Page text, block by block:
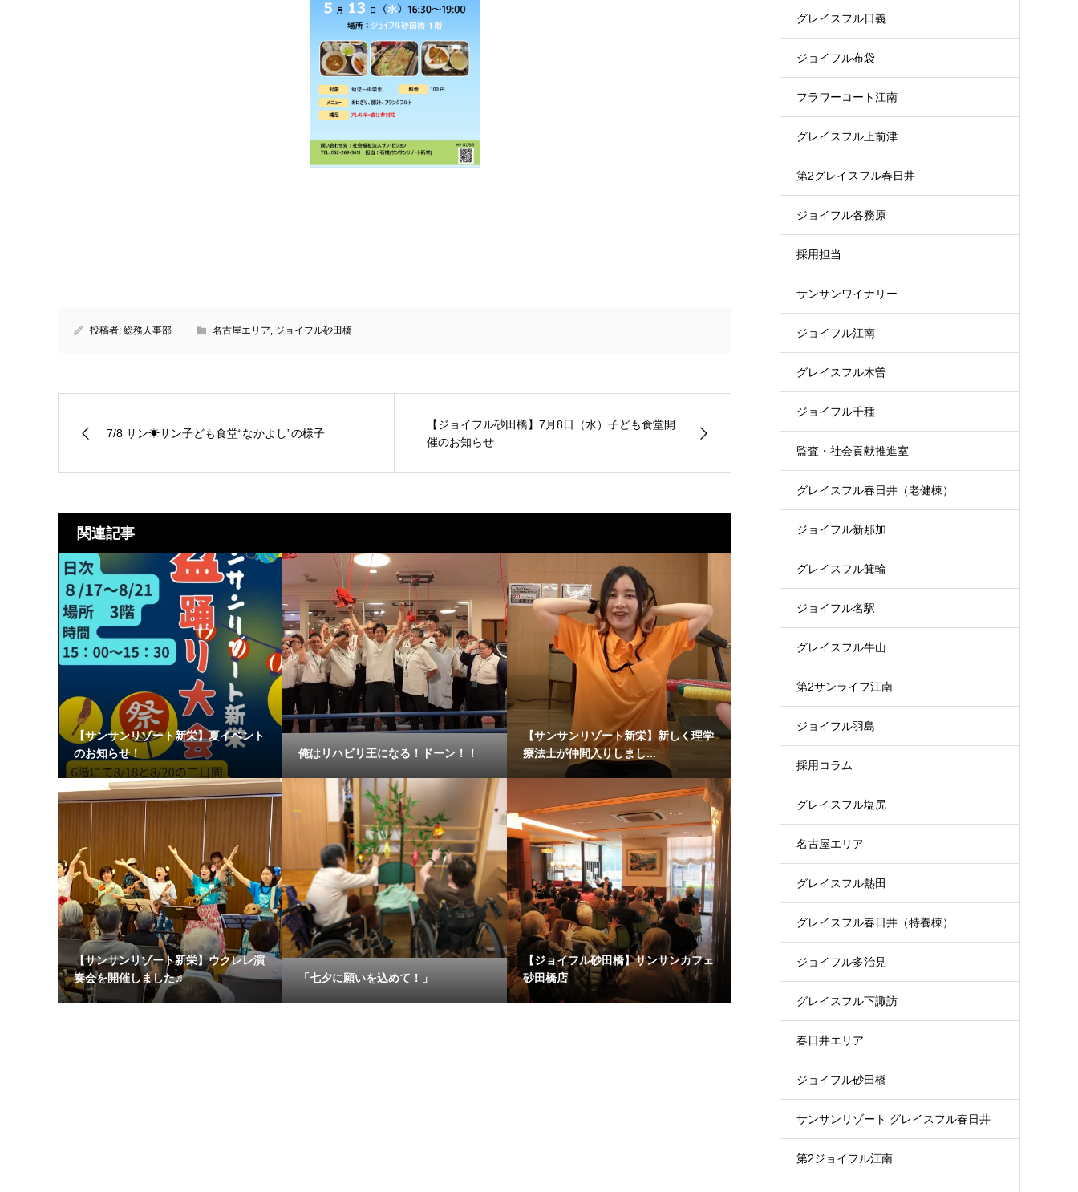
投稿者: 総務人事部 名古屋エリア, ジョイフル砂田橋
7/8 サン☀サン子ども食堂“なかよし”の様子
【ジョイフル砂田橋】7月8日（水）子ども食堂開
催のお知らせ
関連記事
【サンサンリゾート新栄】夏イベント
のお知らせ！
俺はリハビリ王になる！ドーン！！
【サンサンリゾート新栄】新しく理学
療法士が仲間入りしまし...
【サンサンリゾート新栄】ウクレレ演
奏会を開催しました♬
「七夕に願いを込めて！」
【ジョイフル砂田橋】サンサンカフェ
砂田橋店
グレイスフル日義
ジョイフル布袋
フラワーコート江南
グレイスフル上前津
第2グレイスフル春日井
ジョイフル各務原
採用担当
サンサンワイナリー
ジョイフル江南
グレイスフル木曽
ジョイフル千種
監査・社会貢献推進室
グレイスフル春日井（老健棟）
ジョイフル新那加
グレイスフル箕輪
ジョイフル名駅
グレイスフル牛山
第2サンライフ江南
ジョイフル羽島
採用コラム
グレイスフル塩尻
名古屋エリア
グレイスフル熱田
グレイスフル春日井（特養棟）
ジョイフル多治見
グレイスフル下諏訪
春日井エリア
ジョイフル砂田橋
サンサンリゾート グレイスフル春日井
第2ジョイフル江南